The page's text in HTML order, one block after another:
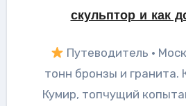
скульптор и как
Путеводитель ·
тонн бронзы и гранита.
Кумир, топчущий